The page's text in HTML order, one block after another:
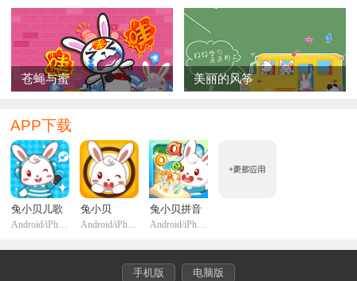
苍蝇与蜜 美丽的风筝
APP下载
兔小贝儿歌
Android/iPhone/iPadi
兔小贝
Android/iPhone/iPadi
兔小贝拼音
Android/iPhone/iPadi
手机版 电脑版